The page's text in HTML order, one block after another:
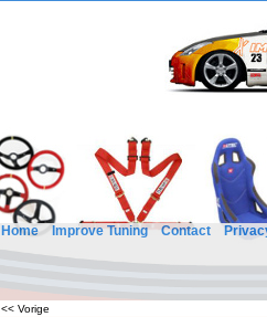
Home Improve Tuning Contact
<< Vorige